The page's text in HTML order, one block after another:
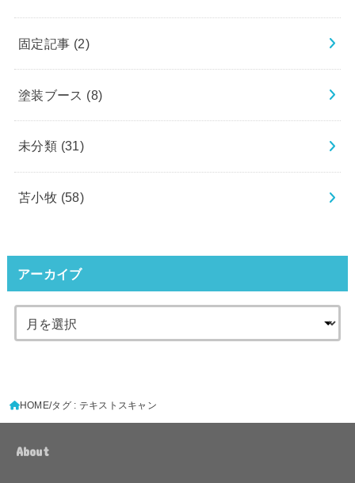
固定記事 (2)
塗装ブース (8)
未分類 (31)
苫小牧 (58)
アーカイブ
HOME タグ : テキストスキャン
About